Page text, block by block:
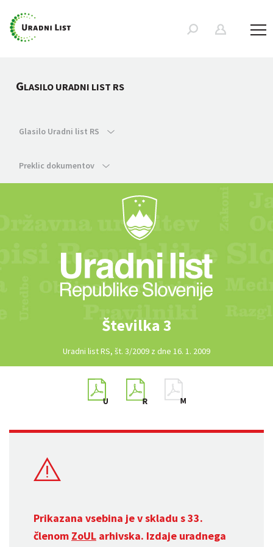
GLASILO URADNI LIST RS
Glasilo Uradni list RS
Preklic dokumentov
Številka 3
Uradni list RS, št. 3/2009 z dne 16. 1. 2009
Prikazana vsebina je v skladu s 33.
členom ZoUL arhivska. Izdaje uradnega